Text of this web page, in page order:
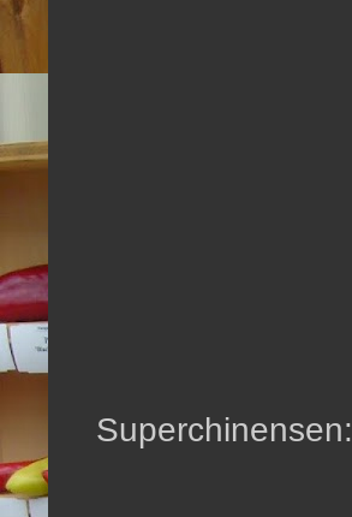
Superchinensen: